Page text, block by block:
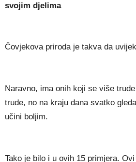
svojim djelima
Čovjekova priroda je takva da
Naravno, ima onih koji se više
trude, no na kraju dana svatko
učini boljim.
Tako je bilo i u ovih 15 primjera.